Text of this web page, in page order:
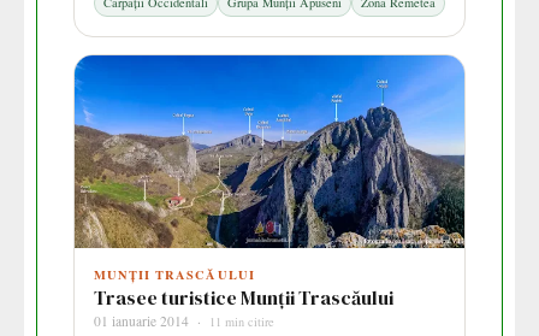
MUNȚII TRASCĂULUI
Trasee turistice Munții Trascăului
01 ianuarie 2014 ·
11 min citire